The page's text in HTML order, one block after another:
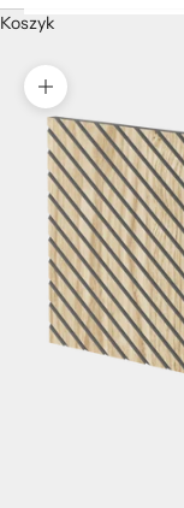
Koszyk
Przybliż